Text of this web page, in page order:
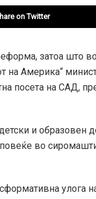
on Twitter
затоа што
на Америка“
посета на САД,
и образовен
во
улога